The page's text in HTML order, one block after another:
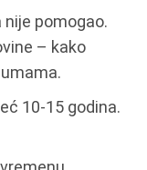
pomogao.
– kako
10-15 godina.